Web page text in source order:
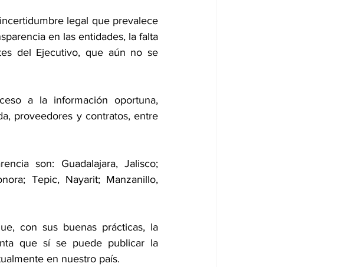
legal que prevalece
en las entidades, la falta
del Ejecutivo, que aún no se
a la información oportuna,
proveedores y contratos, entre
son: Guadalajara, Jalisco;
Tepic, Nayarit; Manzanillo,
con sus buenas prácticas, la
que sí se puede publicar la
en nuestro país.